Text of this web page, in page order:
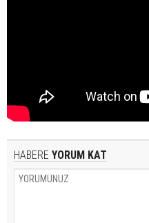
HABERE YORUM KAT